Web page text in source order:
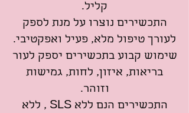
קליל.
התכשירים נוצרו על מנת לספק
לעורך טיפול מלא, פעיל ואפקטיבי.
שימוש קבוע בתכשירים יספק לעור
בריאות, איזון, לחות, גמישות
וזוהר.
התכשירים הנם ללא SLS , ללא